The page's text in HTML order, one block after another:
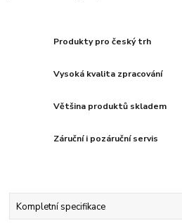
Produkty pro český trh
Vysoká kvalita zpracování
Většina produktů skladem
Záruční i pozáruční servis
Kompletní specifikace